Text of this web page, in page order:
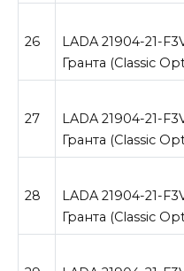
26
LADA 21904-21-
Гранта (Classic
27
LADA 21904-21-
Гранта (Classic
28
LADA 21904-21-
Гранта (Classic